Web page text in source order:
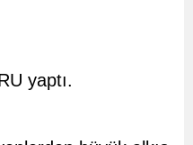
yaptı.